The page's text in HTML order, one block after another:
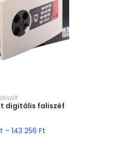
digitális faliszéf
– 143 256 Ft